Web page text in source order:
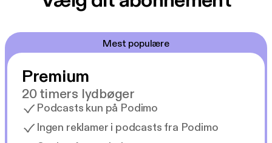
Mest populære
Premium
20 timers lydbøger
Podcasts kun på Podimo
Ingen reklamer i podcasts fra Podimo